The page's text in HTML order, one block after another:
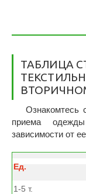
ТАБЛИЦА
Ознакомтесь
приема
зависимости от
1-5 т.